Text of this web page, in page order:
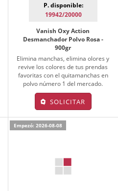
P. disponible:
19942/20000
Vanish Oxy Action
Desmanchador Polvo Rosa -
900gr
Elimina manchas, elimina olores y
revive los colores de tus prendas
favoritas con el quitamanchas en
polvo número 1 del mercado.
SOLICITAR
Empezó: 2026-08-08